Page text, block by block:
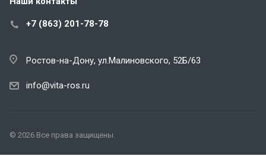
+7 (863) 201-78-78
Ростов-на-Дону, ул.Малиновского, 52Б/63
info@vita-ros.ru
© 2026 Все права защищены.